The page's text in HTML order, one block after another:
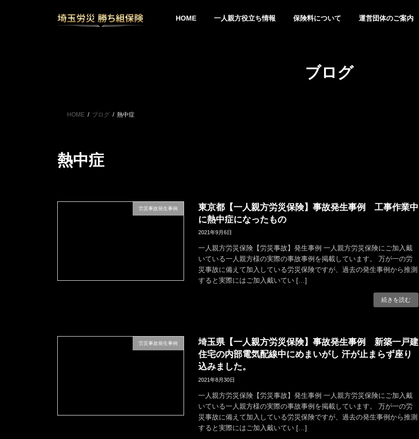
HOME 一人親方役立ち情報 保険料について 運営団体のご案内
ブログ
HOME ブログ 熱中症
熱中症
労災事故発生事例
東京都【一人親方労災保険】事故発生事例 工事作業中
に熱中症になったもの
2021年9月6日
一人親方労災保険【労災事故】発生事例 一人親方労災保険にご加入戴
いている一人親方様の実際の事故事例を掲載しています。 万が一の労
災事故に備えて加入している労災保険ですが、過去の発生事例から推測
すると実際にはご加入戴いてい […]
続きを読む
労災事故発生事例
埼玉県【一人親方労災保険】事故発生事例 新築一戸建
住宅の内部電気配線中にめまいがし 汗が止まらず座り
込みました。
2021年8月30日
一人親方労災保険【労災事故】発生事例 一人親方労災保険にご加入戴
いている一人親方様の実際の事故事例を掲載しています。 万が一の労
災事故に備えて加入している労災保険ですが、過去の発生事例から推測
すると実際にはご加入戴いてい […]